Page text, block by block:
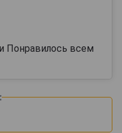
Понравилось всем